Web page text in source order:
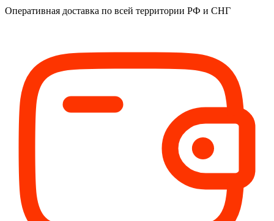
Оперативная доставка по всей территории РФ и СНГ